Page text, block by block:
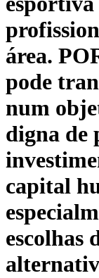
área.
pode
num
digna de
capital
escolhas